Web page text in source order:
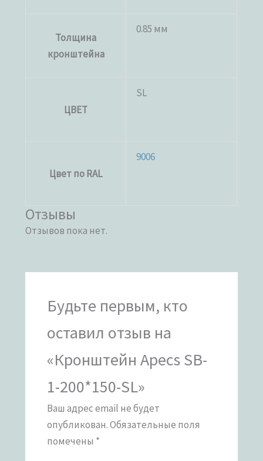
Толщина
кронштейна
0.85 мм
ЦВЕТ
SL
Цвет по RAL
9006
Отзывы
Отзывов пока нет.
Будьте первым, кто
оставил отзыв на
«Кронштейн Apecs SB-
1-200*150-SL»
Ваш адрес email не будет
опубликован.Обязательные поля
помечены *